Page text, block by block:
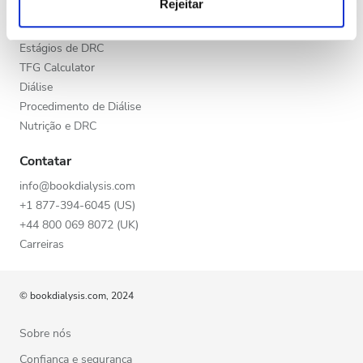
análise, que as podem combinar com outras informações
que lhes forneceu ou recolhidas por estes a partir da sua
utilização dos respetivos serviços.
Rejeitar
Noite
Avaliação
Boas
Muito Boas
Excelentes
Doença Renal Crónica (DRC)
Doenças Renais Crônicas (DRC)
Estágios de DRC
TFG Calculator
Diálise
Procedimento de Diálise
Nutrição e DRC
Contatar
info@bookdialysis.com
+1 877-394-6045 (US)
+44 800 069 8072 (UK)
Carreiras
© bookdialysis.com, 2024
Sobre nós
Confiança e segurança